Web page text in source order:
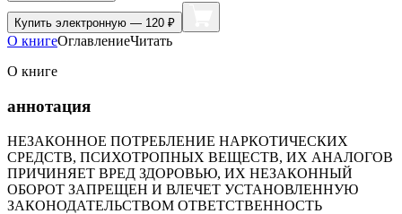
Купить электронную — 120 ₽
О книгеОглавлениеЧитать
О книге
аннотация
НЕЗАКОННОЕ ПОТРЕБЛЕНИЕ НАРКОТИЧЕСКИХ
СРЕДСТВ, ПСИХОТРОПНЫХ ВЕЩЕСТВ, ИХ АНАЛОГОВ
ПРИЧИНЯЕТ ВРЕД ЗДОРОВЬЮ, ИХ НЕЗАКОННЫЙ
ОБОРОТ ЗАПРЕЩЕН И ВЛЕЧЕТ УСТАНОВЛЕННУЮ
ЗАКОНОДАТЕЛЬСТВОМ ОТВЕТСТВЕННОСТЬ